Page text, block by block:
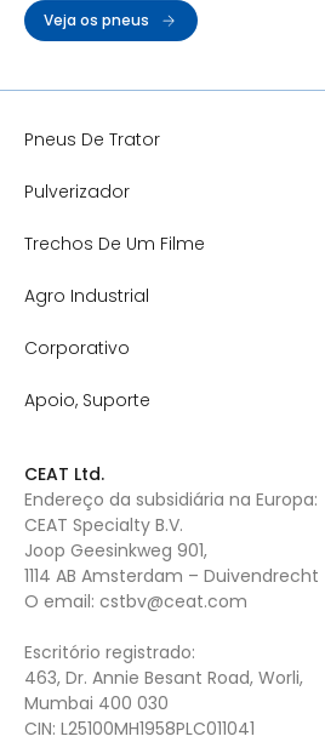
Veja os pneus
Pneus De Trator
Pulverizador
Trechos De Um Filme
Agro Industrial
Corporativo
Apoio, Suporte
CEAT Ltd.
Endereço da subsidiária na Europa:
CEAT Specialty B.V.
Joop Geesinkweg 901,
1114 AB Amsterdam – Duivendrecht
O email: cstbv@ceat.com
Escritório registrado:
463, Dr. Annie Besant Road, Worli,
Mumbai 400 030
CIN: L25100MH1958PLC011041